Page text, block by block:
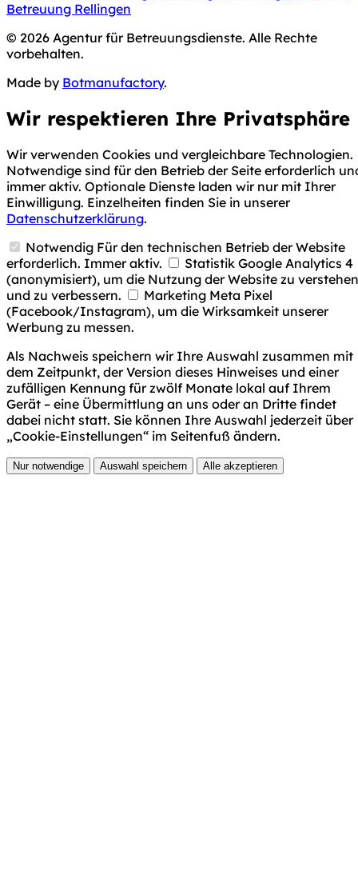
Betreuung Rellingen
© 2026 Agentur für Betreuungsdienste. Alle Rechte
vorbehalten.
Made by Botmanufactory.
Wir respektieren Ihre Privatsphäre
Wir verwenden Cookies und vergleichbare Technologien.
Notwendige sind für den Betrieb der Seite erforderlich
immer aktiv. Optionale Dienste laden wir nur mit Ihrer
Einwilligung. Einzelheiten finden Sie in unserer
Datenschutzerklärung.
Notwendig Für den technischen Betrieb der Website
erforderlich. Immer aktiv.
Statistik Google Analytics 4
(anonymisiert), um die Nutzung der Website zu verstehen
und zu verbessern.
Marketing Meta Pixel
(Facebook/Instagram), um die Wirksamkeit unserer
Werbung zu messen.
Als Nachweis speichern wir Ihre Auswahl zusammen mit
dem Zeitpunkt, der Version dieses Hinweises und einer
zufälligen Kennung für zwölf Monate lokal auf Ihrem
Gerät – eine Übermittlung an uns oder an Dritte findet
dabei nicht statt. Sie können Ihre Auswahl jederzeit über
„Cookie-Einstellungen“ im Seitenfuß ändern.
Nur notwendige Auswahl speichern Alle akzeptieren